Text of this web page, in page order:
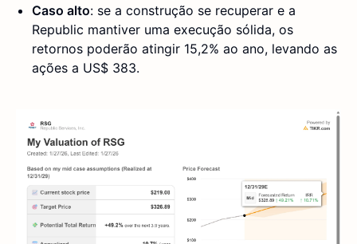
Caso alto: se a construção se recuperar e a
Republic mantiver uma execução sólida, os
retornos poderão atingir 15,2% ao ano, levando as
ações a US$ 383.